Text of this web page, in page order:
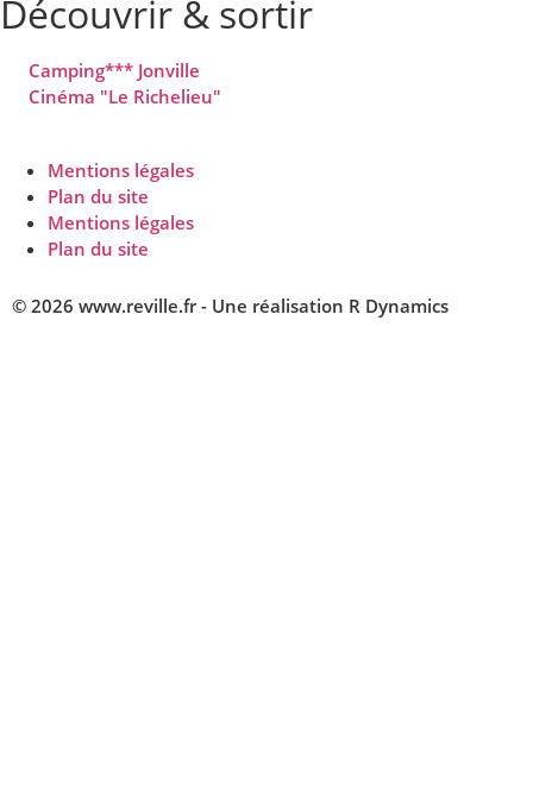
Découvrir & sortir
Camping*** Jonville
Cinéma "Le Richelieu"
Mentions légales
Plan du site
Mentions légales
Plan du site
© 2026 www.reville.fr - Une réalisation R Dynamics